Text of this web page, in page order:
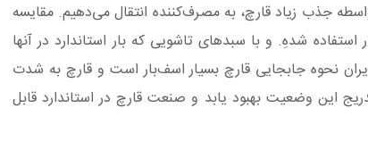
جذب زیاد قارچ، به مصرف‌کننده انتقال می‌دهیم. مقایسه
شدهِ. و با سبدهای تاشویی که بار استاندارد در آنها
نحوه جابجایی قارچ بسیار اسف‌بار است و قارچ به شدت
این وضعیت بهبود یابد و صنعت قارچ در استاندارد قابل